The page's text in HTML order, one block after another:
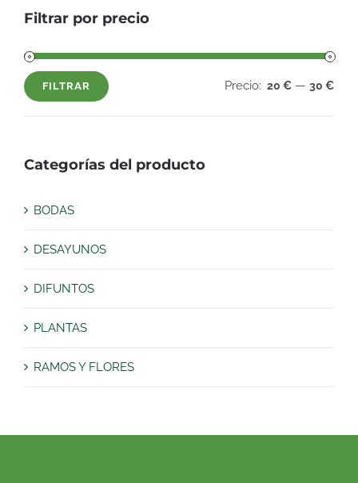
Filtrar por precio
Precio
Precio
FILTRAR Precio: 20 € — 30 €
Categorías del producto
BODAS
DESAYUNOS
DIFUNTOS
PLANTAS
RAMOS Y FLORES